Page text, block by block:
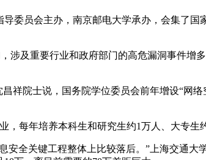
员会主办，南京邮电大学承办，会集了国
及重要行业和政府部门的高危漏洞事件增
院士说，国务院学位委员会前年增设“网络
每年培养本科生和研究生约1万人、大专生约
全关键工程整体上比较落后。”上海交通大